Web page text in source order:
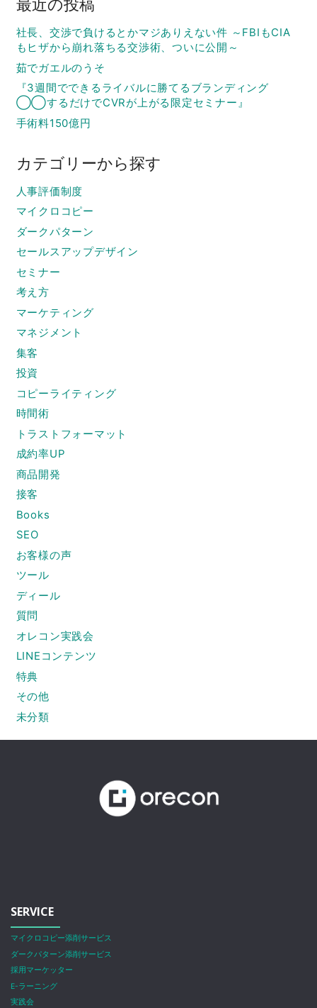
社長、交渉で負けるとかマジありえない件 ～FBIもCIA
もヒザから崩れ落ちる交渉術、ついに公開～
茹でガエルのうそ
『3週間でできるライバルに勝てるブランディング
◯◯するだけでCVRが上がる限定セミナー』
手術料150億円
カテゴリーから探す
人事評価制度
マイクロコピー
ダークパターン
セールスアップデザイン
セミナー
考え方
マーケティング
マネジメント
集客
投資
コピーライティング
時間術
トラストフォーマット
成約率UP
商品開発
接客
Books
SEO
お客様の声
ツール
ディール
質問
オレコン実践会
LINEコンテンツ
特典
その他
未分類
SERVICE
マイクロコピー添削サービス
ダークパターン添削サービス
採用マーケッター
E-ラーニング
実践会